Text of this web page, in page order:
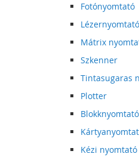
Fotónyomtató
Lézernyomtató
Mátrix
Szkenner
Tintasugaras
Plotter
Blokknyomtató
Kézi nyomtató